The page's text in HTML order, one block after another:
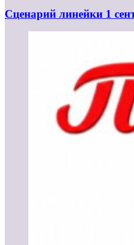
Cценарий линейки 1